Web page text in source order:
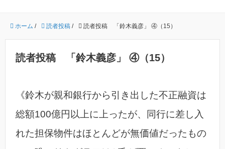
ホーム / 読者投稿 / 読者投稿 「鈴木義彦」 ④（15）
読者投稿 「鈴木義彦」 ④（15）
《鈴木が親和銀行から引き出した不正融資は
総額100億円以上に上ったが、同行に差し入
れた担保物件はほとんどが無価値だったもの